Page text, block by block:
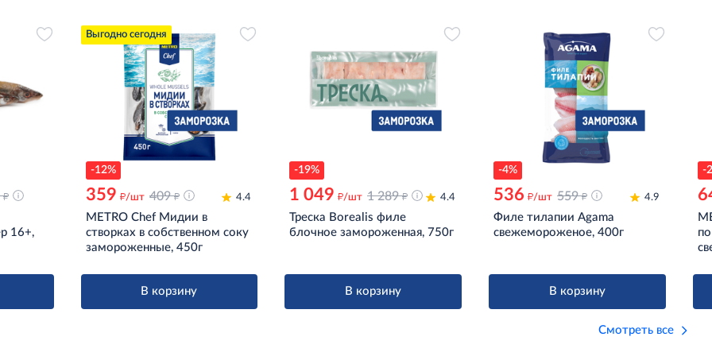
д
16+,
Выгодно сегодня
-12%
359 д/шт 409 д 4.4
METRO Chef Мидии в
створках в собственном соку
замороженные, 450г
В корзину
-19%
1 049 д/шт 1 289 д 4.4
Треска Borealis филе
блочное замороженная, 750г
В корзину
-4%
536 д/шт 559 д 4.9
Филе тилапии Agama
свежемороженое, 400г
В корзину
-
Смотреть все